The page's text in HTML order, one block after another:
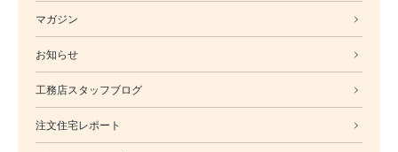
マガジン
お知らせ
工務店スタッフブログ
注文住宅レポート